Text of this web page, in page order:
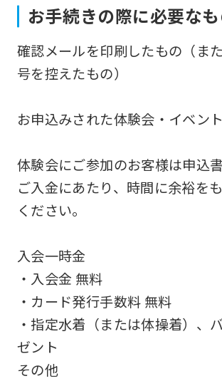
お手続きの際に必要な
確認メールを印刷したもの（ま
号を控えたもの）
お申込みされた体験会・イベン
体験会にご参加のお客様は申込
ご入金にあたり、時間に余裕を
ください。
入会一時金
・入会金 無料
・カード発行手数料 無料
・指定水着（または体操着）、
ゼント
その他
so
not
an
accurate
differ
from